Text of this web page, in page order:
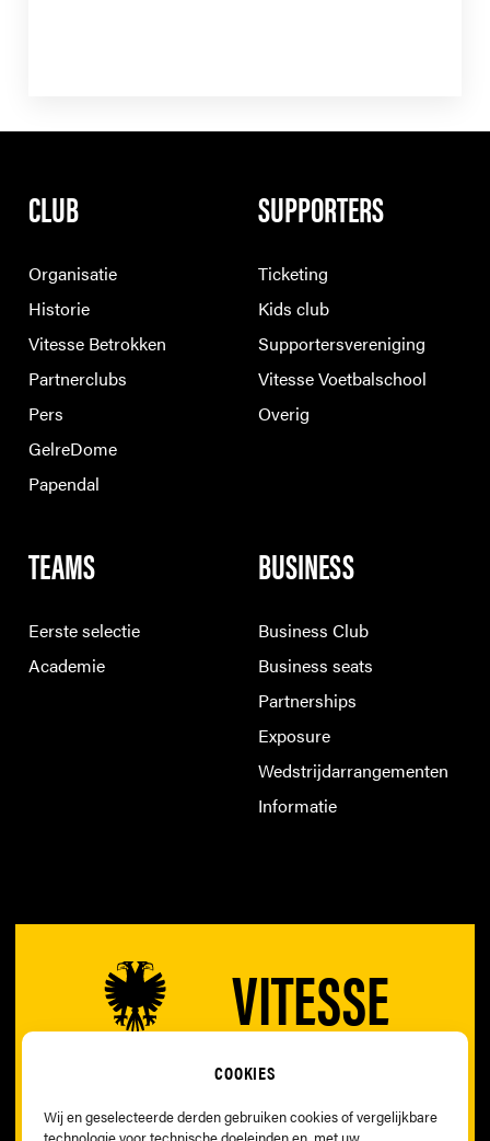
CLUB
Organisatie
Historie
Vitesse Betrokken
Partnerclubs
Pers
GelreDome
Papendal
SUPPORTERS
Ticketing
Kids club
Supportersvereniging
Vitesse Voetbalschool
Overig
TEAMS
Eerste selectie
Academie
BUSINESS
Business Club
Business seats
Partnerships
Exposure
Wedstrijdarrangementen
Informatie
VITESSE
COOKIES
Wij en geselecteerde derden gebruiken cookies of vergelijkbare